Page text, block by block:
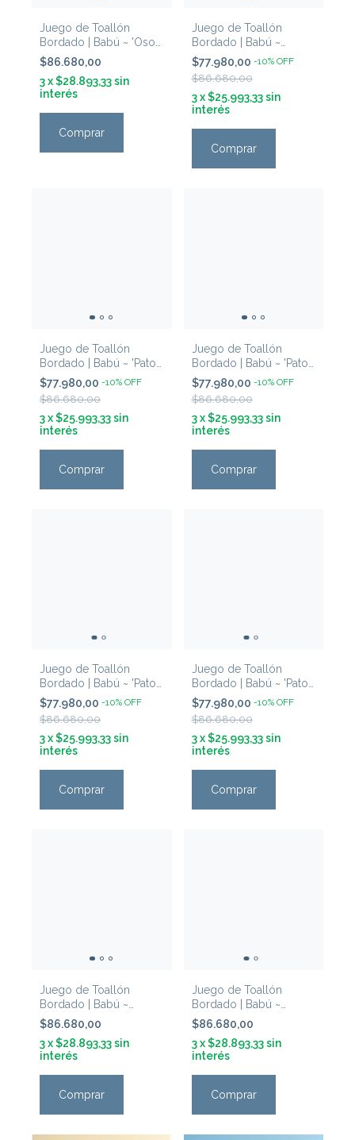
Juego de Toallón
Bordado | Babú ~ 'Oso
con Autito Celeste'
$86.680,00
3x$28.893,33sin
interés
Comprar
Juego de Toallón
Bordado | Babú ~
'Gallinita Rosa'
$77.980,00 -10% OFF
$86.680,00
3 x$25.993,33 sin
interés
Comprar
Juego de Toallón
Bordado | Babú ~ 'Pato
& Conejo Rosa'
$77.980,00 -10% OFF
$86.680,00
3x$25.993,33sin
interés
Comprar
Juego de Toallón
Bordado | Babú ~ 'Pato
& Conejo Celeste'
$77.980,00 -10% OFF
$86.680,00
3 x$25.993,33 sin
interés
Comprar
Juego de Toallón
Bordado | Babú ~ 'Pato
& Conejo Natural'
$77.980,00 -10% OFF
$86.680,00
3x$25.993,33sin
interés
Comprar
Juego de Toallón
Bordado | Babú ~ 'Pato
& Conejo Verde'
$77.980,00 -10% OFF
$86.680,00
3 x$25.993,33 sin
interés
Comprar
Juego de Toallón
Bordado | Babú ~
'Ovejitas Celeste'
$86.680,00
3x$28.893,33sin
interés
Comprar
Juego de Toallón
Bordado | Babú ~
'Ovejitas Natural'
$86.680,00
3 x$28.893,33 sin
interés
Comprar